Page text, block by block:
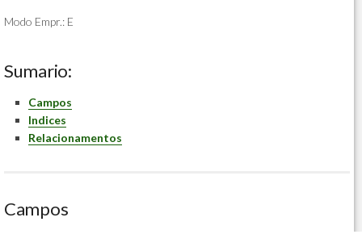
Modo Empr.: E
Sumario:
Campos
Indices
Relacionamentos
Campos